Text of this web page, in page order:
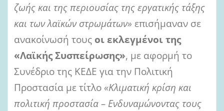
ζωής και της περιουσίας της εργατικής τάξης
και των λαϊκών στρωμάτων» επισήμαναν σε
ανακοίνωσή τους οι εκλεγμένοι της
«Λαϊκής Συσπείρωσης», με αφορμή το
Συνέδριο της ΚΕΔΕ για την Πολιτική
Προστασία με τίτλο «Κλιματική κρίση και
πολιτική προστασία – Ενδυναμώνοντας τους